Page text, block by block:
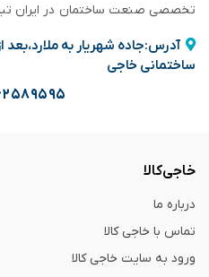
تخصصی صنعت ساختمان در ایران
آدرس:جاده شهریار به
ساختمانی خاجی
خاجی‌کالا
درباره ما
تماس با خاجی کالا
ورود به سایت خاجی‌ کالا